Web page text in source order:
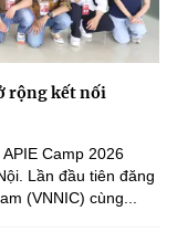
rộng kết nối
Camp 2026
Lần đầu tiên đăng
(VNNIC) cùng...